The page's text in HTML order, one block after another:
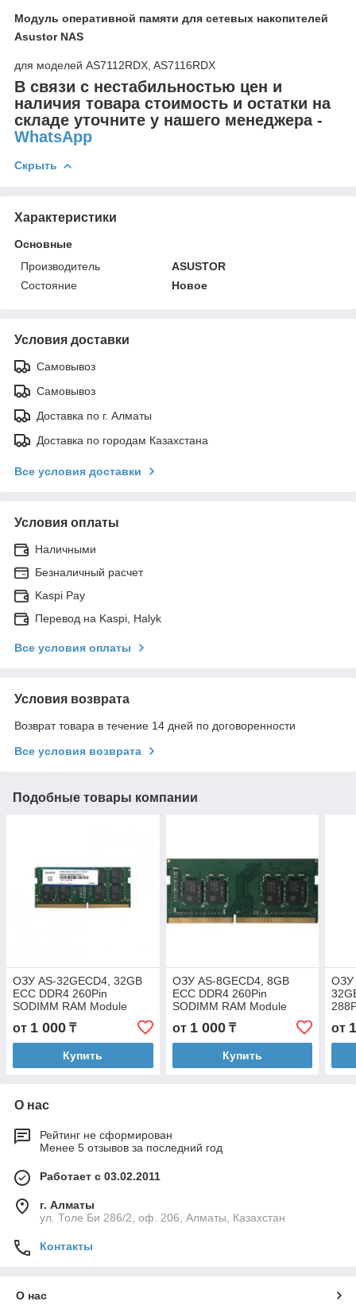
Модуль оперативной памяти для сетевых накопителей
Asustor NAS
для моделей AS7112RDX, AS7116RDX
В связи с нестабильностью цен и
наличия товара стоимость и остатки на
складе уточните у нашего менеджера -
WhatsApp
Скрыть
Характеристики
Основные
Производитель
ASUSTOR
Состояние
Новое
Условия доставки
Самовывоз
Самовывоз
Доставка по г. Алматы
Доставка по городам Казахстана
Все условия доставки
Условия оплаты
Наличными
Безналичный расчет
Kaspi Pay
Перевод на Kaspi, Halyk
Все условия оплаты
Условия возврата
Возврат товара в течение 14 дней по договоренности
Все условия возврата
Подобные товары компании
ОЗУ AS-32GECD4, 32GB
ECC DDR4 260Pin
SODIMM RAM Module
от 1 000 ₸
Купить
ОЗУ AS-8GECD4, 8GB
ECC DDR4 260Pin
SODIMM RAM Module
от 1 000₸
Купить
ОЗУ
от
О нас
Рейтинг не сформирован
Менее 5 отзывов за последний год
Работает с 03.02.2011
г. Алматы
ул. Толе Би 286/2, оф. 206, Алматы, Казахстан
Контакты
О нас